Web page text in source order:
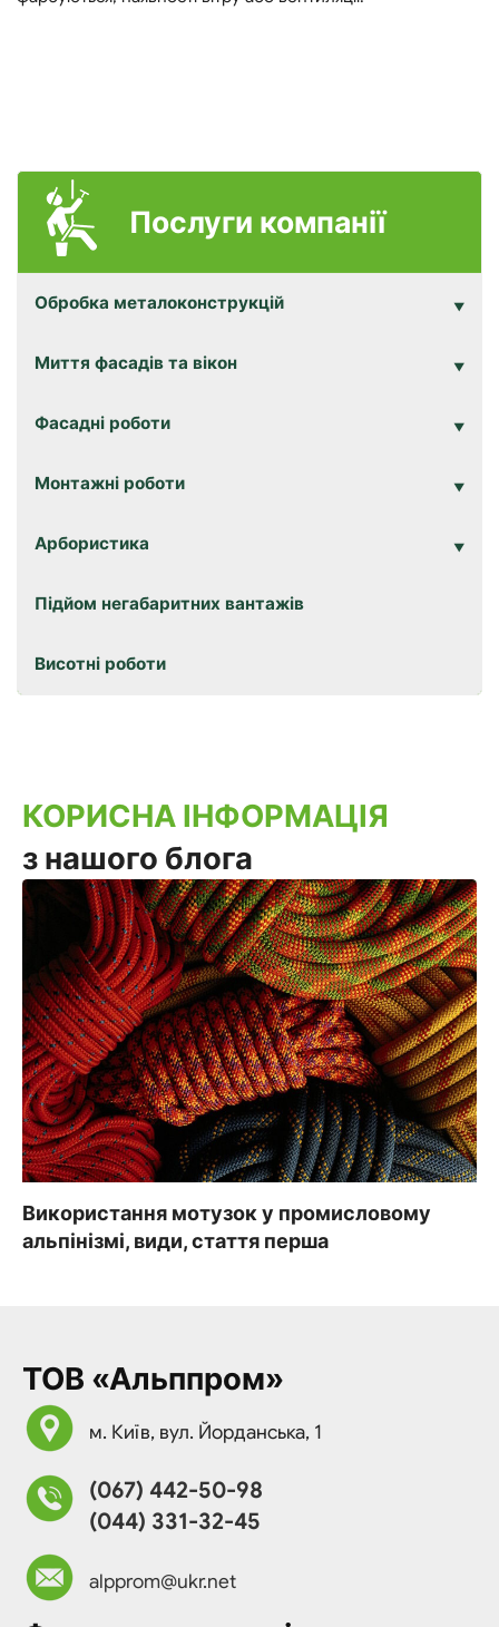
Послуги компанії
Обробка металоконструкцій
Миття фасадів та вікон
Фасадні роботи
Монтажні роботи
Арбористика
Підйом негабаритних вантажів
Висотні роботи
КОРИСНА ІНФОРМАЦІЯ
з нашого блога
Використання мотузок у промисловому
альпінізмі, види, стаття перша
ТОВ «Альппром»
м. Київ, вул. Йорданська, 1
(067) 442-50-98
(044) 331-32-45
alpprom@ukr.net